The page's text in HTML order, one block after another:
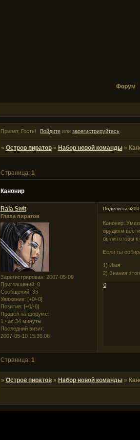
Форум
Привет, Гость! Войдите или зарегистрируйтесь
» Остров пиратов » Набор новой команды »
Канонир
Страница: 1
Поделиться
Raia Swit
Глава пиратов
Зарегистрирован: 2007-05-09
Приглашений: 0
Сообщений: 33
Уважение: [+0/-0]
Позитив: [+0/-0]
Провел на форуме:
1 час 34 минуты
Последний визит:
2007-05-10 15:39:06
Канонир:
орудиям
были готовы к
Если ты
1) Имя
2) Знания
0
Страница: 1
» Остров пиратов » Набор новой команды »